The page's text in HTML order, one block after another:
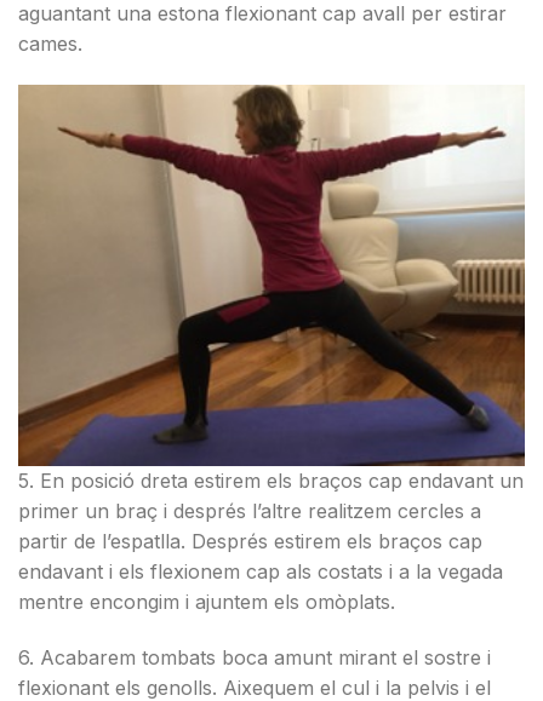
aguantant una estona flexionant cap avall per estirar
cames.
5. En posició dreta estirem els braços cap endavant un
primer un braç i després l’altre realitzem cercles a
partir de l’espatlla. Després estirem els braços cap
endavant i els flexionem cap als costats i a la vegada
mentre encongim i ajuntem els omòplats.
6. Acabarem tombats boca amunt mirant el sostre i
flexionant els genolls. Aixequem el cul i la pelvis i el